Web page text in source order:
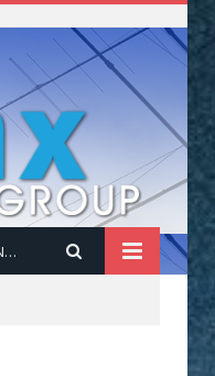
CONTACTA CON NOSOTROS